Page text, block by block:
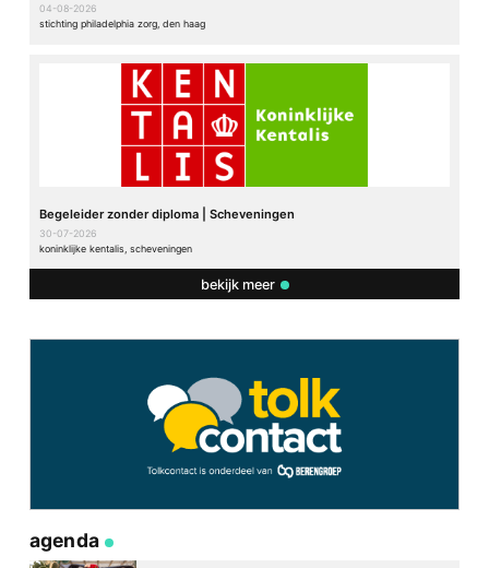
04-08-2026
stichting philadelphia zorg, den haag
Begeleider zonder diploma | Scheveningen
30-07-2026
koninklijke kentalis, scheveningen
bekijk meer
agenda